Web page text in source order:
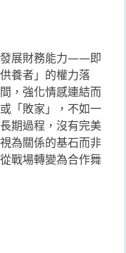
發展財務能力——即
養者」的權力落
，強化情感連結而
「敗家」，不如一
期過程，沒有完美
為關係的基石而非
戰場轉變為合作舞